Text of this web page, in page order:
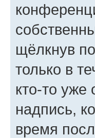
щёлкнув
только в
кто-то
надпись,
время